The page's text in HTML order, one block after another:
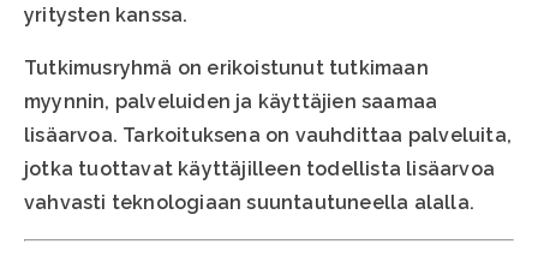
yritysten kanssa.
Tutkimusryhmä on erikoistunut tutkimaan
myynnin, palveluiden ja käyttäjien saamaa
lisäarvoa. Tarkoituksena on vauhdittaa palveluita,
jotka tuottavat käyttäjilleen todellista lisäarvoa
vahvasti teknologiaan suuntautuneella alalla.